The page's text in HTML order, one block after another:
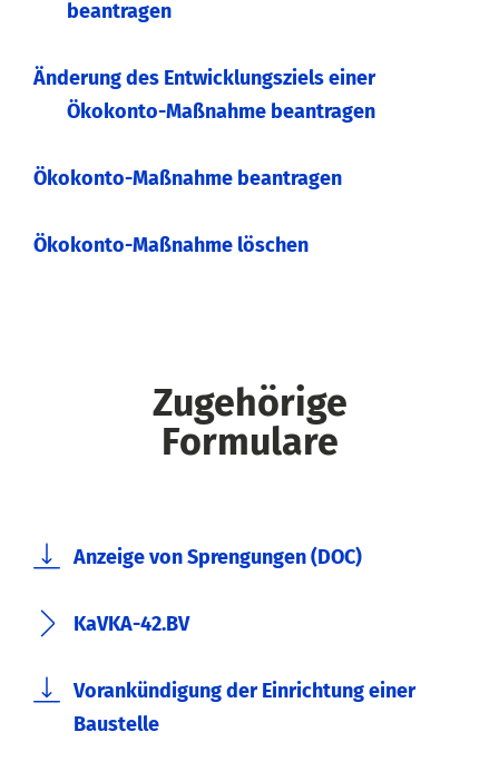
beantragen
Änderung des Entwicklungsziels einer
Ökokonto-Maßnahme beantragen
Ökokonto-Maßnahme beantragen
Ökokonto-Maßnahme löschen
Zugehörige
Formulare
Anzeige von Sprengungen (DOC)
KaVKA-42.BV
Vorankündigung der Einrichtung einer
Baustelle